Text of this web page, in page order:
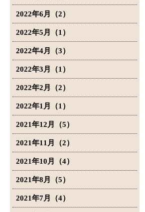
2022年6月（2）
2022年5月（1）
2022年4月（3）
2022年3月（1）
2022年2月（2）
2022年1月（1）
2021年12月（5）
2021年11月（2）
2021年10月（4）
2021年8月（5）
2021年7月（4）